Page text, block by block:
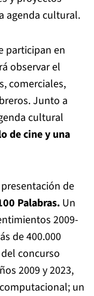
agenda cultural.
participan en
observar el
comerciales,
Junto a
cultural
de cine y una
de
Palabras. Un
2009-
de 400.000
concurso
2009 y 2023,
un